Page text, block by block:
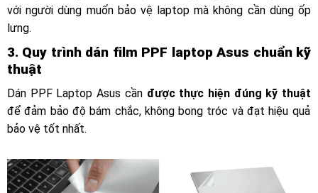
với người dùng muốn bảo vệ laptop mà không cần dùng ốp
lưng.
3. Quy trình dán film PPF laptop Asus chuẩn kỹ
thuật
Dán PPF Laptop Asus cần được thực hiện đúng kỹ thuật
để đảm bảo độ bám chắc, không bong tróc và đạt hiệu quả
bảo vệ tốt nhất.